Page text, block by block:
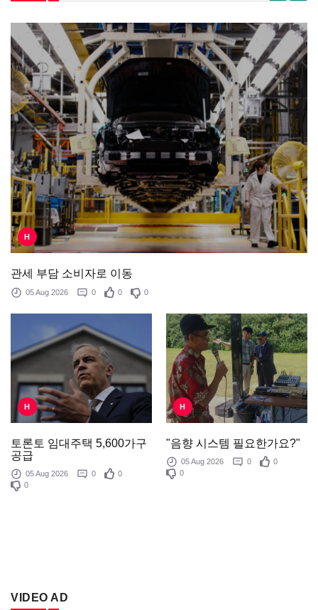
H
관세 부담 소비자로 이동
05 Aug 2026 0 0 0
H
토론토 임대주택 5,600가구
공급
05 Aug 2026 0
0
0
H
"음향 시스템 필요한가요?"
05 Aug 2026 0
0
0
VIDEO AD